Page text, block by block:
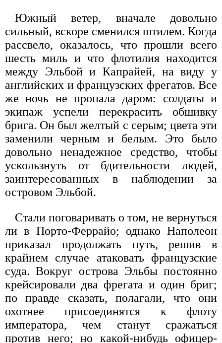
Южный ветер, вначале довольно
сильный, вскоре сменился штилем. Когда
рассвело, оказалось, что прошли всего
шесть миль и что флотилия находится
между Эльбой и Капрайей, на виду у
английских и французских фрегатов. Все
же ночь не пропала даром: солдаты и
экипаж успели перекрасить обшивку
брига. Он был желтый с серым; цвета эти
заменили черным и белым. Это было
довольно ненадежное средство, чтобы
ускользнуть от бдительности людей,
заинтересованных в наблюдении за
островом Эльбой.
Стали поговаривать о том, не вернуться
ли в Порто-Феррайо; однако Наполеон
приказал продолжать путь, решив в
крайнем случае атаковать французские
суда. Вокруг острова Эльбы постоянно
крейсировали два фрегата и один бриг;
по правде сказать, полагали, что они
охотнее присоединятся к флоту
императора, чем станут сражаться
против него; но какой-нибудь офицер-